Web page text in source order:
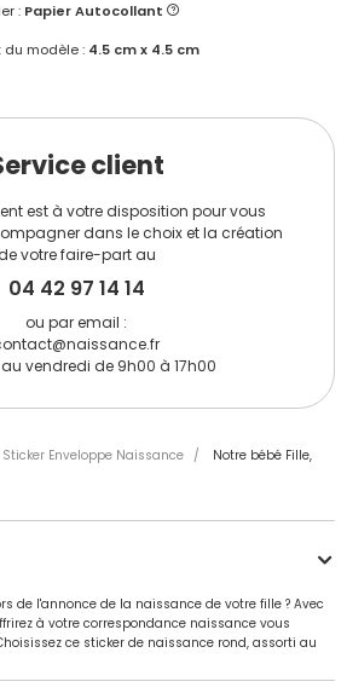
: Papier Autocollant
du modèle : 4.5 cm x 4.5 cm
client
est à votre disposition pour vous
dans le choix et la création
votre faire-part au
04 42 97 14 14
ou par email :
vendredi de 9h00 à 17h00
Sticker Enveloppe Naissance /
Notre bébé Fille,
de l'annonce de la naissance de votre fille ? Avec
à votre correspondance naissance vous
ce sticker de naissance rond, assorti au
au fond rose et blanc, met en lumière une